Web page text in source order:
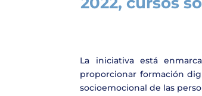
La iniciativa está
proporcionar formación
socioemocional de las